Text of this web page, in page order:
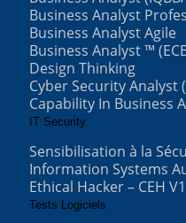
Business Analyst
Business Analyst Agile
Business Analyst ™
Design Thinking
Cyber Security Analyst
Capability In Business
IT Security
Sensibilisation à la
Information Systems
Ethical Hacker – CEH
Tests Logiciels